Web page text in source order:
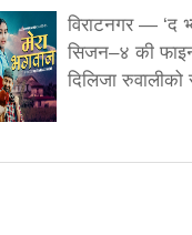
विराटनगर — ‘द
सिजन–४ की
दिलिजा रुवालीको